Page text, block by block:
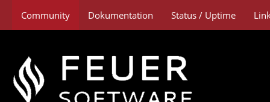
Community Dokumentation Status / Uptime